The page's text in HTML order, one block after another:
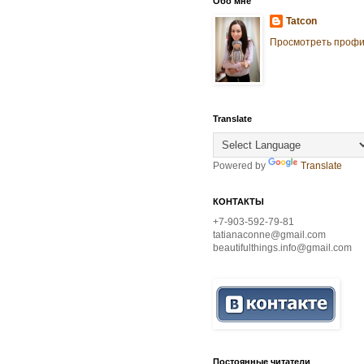
Tatcon
Просмотреть
Translate
Powered by Translate
КОНТАКТЫ
+7-903-592-79-81
tatianaconne@gmail.com
beautifulthings.info@gmail.com
Постоянные читатели